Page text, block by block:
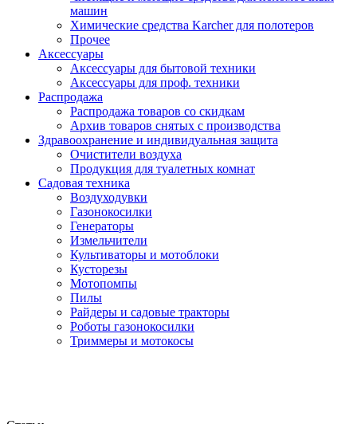
машин
Химические средства Karcher для полотеров
Прочее
Аксессуары
Аксессуары для бытовой техники
Аксессуары для проф. техники
Распродажа
Распродажа товаров со скидкам
Архив товаров снятых с производства
Здравоохранение и индивидуальная защита
Очистители воздуха
Продукция для туалетных комнат
Садовая техника
Воздуходувки
Газонокосилки
Генераторы
Измельчители
Культиваторы и мотоблоки
Кусторезы
Мотопомпы
Пилы
Райдеры и садовые тракторы
Роботы газонокосилки
Триммеры и мотокосы